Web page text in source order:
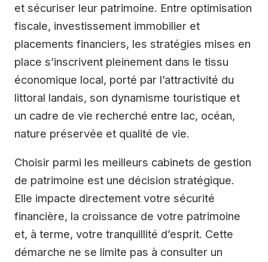
et sécuriser leur patrimoine. Entre optimisation
fiscale, investissement immobilier et
placements financiers, les stratégies mises en
place s’inscrivent pleinement dans le tissu
économique local, porté par l’attractivité du
littoral landais, son dynamisme touristique et
un cadre de vie recherché entre lac, océan,
nature préservée et qualité de vie.
Choisir parmi les meilleurs cabinets de gestion
de patrimoine est une décision stratégique.
Elle impacte directement votre sécurité
financière, la croissance de votre patrimoine
et, à terme, votre tranquillité d’esprit. Cette
démarche ne se limite pas à consulter un